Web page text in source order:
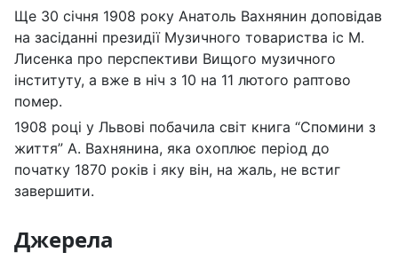
Ще 30 січня 1908 року Анатоль Вахнянин доповідав
на засіданні президії Музичного товариства іс М.
Лисенка про перспективи Вищого музичного
інституту, а вже в ніч з 10 на 11 лютого раптово
помер.
1908 році у Львові побачила світ книга “Cпомини з
життя” А. Вахнянина, яка охоплює період до
початку 1870 років і яку він, на жаль, не встиг
завершити.
Джерела